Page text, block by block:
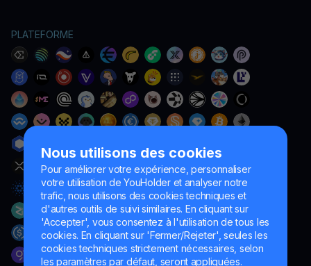
Nous utilisons des cookies
Pour améliorer votre expérience, personnaliser
votre utilisation de YouHolder et analyser notre
trafic, nous utilisons des cookies techniques et
d'autres outils de suivi similaires. En cliquant sur
'Accepter', vous consentez à l'utilisation de tous les
cookies. En cliquant sur 'Fermer/Rejeter', seules les
cookies techniques strictement nécessaires, selon
les paramètres par défaut, seront appliquées.
PLATEFORME